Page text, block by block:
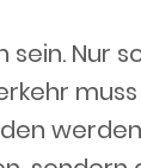
Nur
muss